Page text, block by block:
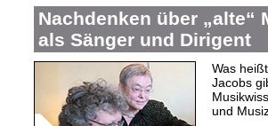
Nachdenken über „alte“
als Sänger und Dirigent
Was
Jacobs
und